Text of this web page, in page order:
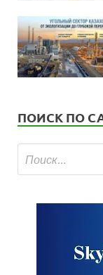
ПОИСК ПО